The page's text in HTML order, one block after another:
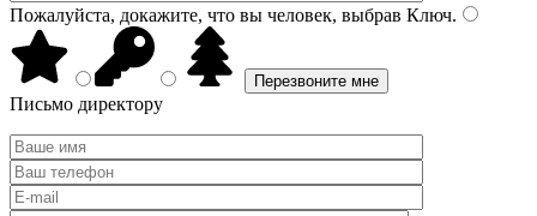
Пожалуйста, докажите, что вы человек, выбрав Ключ.
Письмо директору